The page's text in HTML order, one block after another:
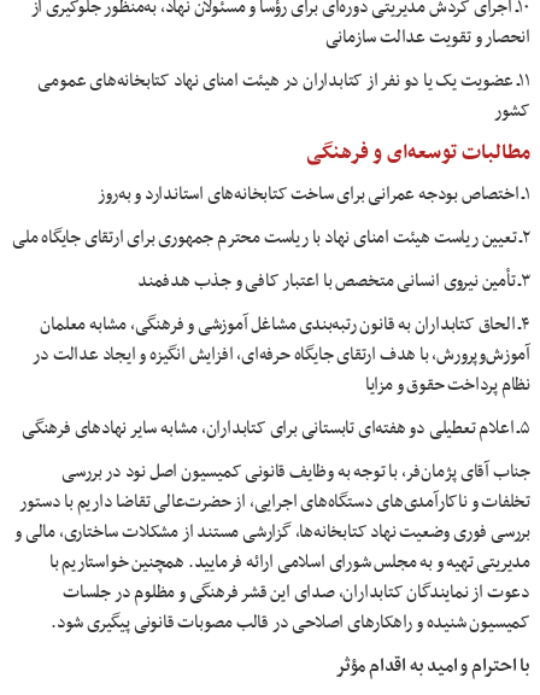
۱۰ـ اجرای گردش مدیریتی دوره‌ای برای رؤسا و مسئولان نهاد، به‌منظور جلوگیری از
انحصار و تقویت عدالت سازمانی
۱۱ـ عضویت یک یا دو نفر از کتابداران در هیئت امنای نهاد کتابخانه‌های عمومی
کشور
مطالبات توسعه‌ای و فرهنگی
۱ـ اختصاص بودجه عمرانی برای ساخت کتابخانه‌های استاندارد و به‌روز
۲ـ تعیین ریاست هیئت امنای نهاد با ریاست محترم جمهوری برای ارتقای جایگاه ملی
۳ـ تأمین نیروی انسانی متخصص با اعتبار کافی و جذب هدفمند
۴ـ الحاق کتابداران به قانون رتبه‌بندی مشاغل آموزشی و فرهنگی، مشابه معلمان
آموزش‌وپرورش، با هدف ارتقای جایگاه حرفه‌ای، افزایش انگیزه و ایجاد عدالت در
نظام پرداخت حقوق و مزایا
۵ـ اعلام تعطیلی دو هفته‌ای تابستانی برای کتابداران، مشابه سایر نهادهای فرهنگی
جناب آقای پژمان‌فر، با توجه به وظایف قانونی کمیسیون اصل نود در بررسی
تخلفات و ناکارآمدی‌های دستگاه‌های اجرایی، از حضرت‌عالی تقاضا داریم با دستور
بررسی فوری وضعیت نهاد کتابخانه‌ها، گزارشی مستند از مشکلات ساختاری، مالی و
مدیریتی تهیه و به مجلس شورای اسلامی ارائه فرمایید. همچنین خواستاریم با
دعوت از نمایندگان کتابداران، صدای این قشر فرهنگی و مظلوم در جلسات
کمیسیون شنیده و راهکارهای اصلاحی در قالب مصوبات قانونی پیگیری شود.
با احترام و امید به اقدام مؤثر